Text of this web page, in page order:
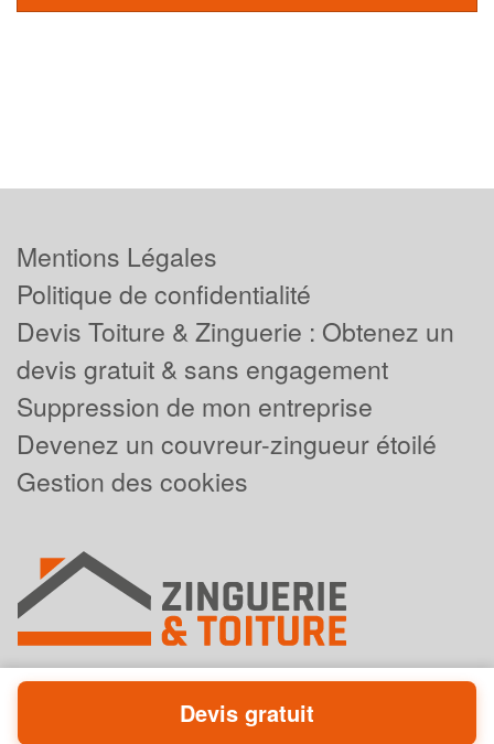
Mentions Légales
Politique de confidentialité
Devis Toiture & Zinguerie : Obtenez un
devis gratuit & sans engagement
Suppression de mon entreprise
Devenez un couvreur-zingueur étoilé
Gestion des cookies
Powered byPlus que pro
Devis gratuit